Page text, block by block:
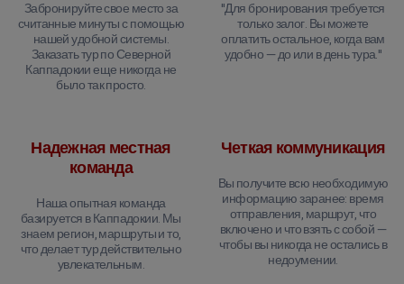
Забронируйте свое место за
считанные минуты с помощью
нашей удобной системы.
Заказать тур по Северной
Каппадокии еще никогда не
было так просто.
"Для бронирования требуется
только залог. Вы можете
оплатить остальное, когда вам
удобно — до или в день тура."
Надежная местная
команда
Наша опытная команда
базируется в Каппадокии. Мы
знаем регион, маршруты и то,
что делает тур действительно
увлекательным.
Четкая коммуникация
Вы получите всю необходимую
информацию заранее: время
отправления, маршрут, что
включено и что взять с собой —
чтобы вы никогда не остались в
недоумении.